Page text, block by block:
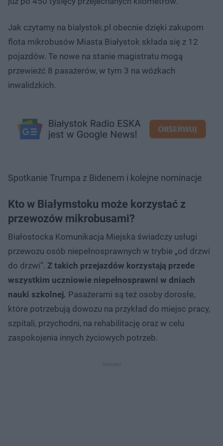
Jak czytamy na bialystok.pl obecnie dzięki zakupom
flota mikrobusów Miasta Białystok składa się z 12
pojazdów. Te nowe na stanie magistratu mogą
przewieźć 8 pasażerów, w tym 3 na wózkach
inwalidzkich.
Spotkanie Trumpa z Bidenem i kolejne nominacje
Kto w Białymstoku może korzystać z
przewozów mikrobusami?
Białostocka Komunikacja Miejska świadczy usługi
przewozu osób niepełnosprawnych w trybie „od drzwi
do drzwi”. Z takich przejazdów korzystają przede
wszystkim uczniowie niepełnosprawni w dniach
nauki szkolnej. Pasażerami są też osoby dorosłe,
które potrzebują dowozu na przykład do miejsc pracy,
szpitali, przychodni, na rehabilitację oraz w celu
zaspokojenia innych życiowych potrzeb.